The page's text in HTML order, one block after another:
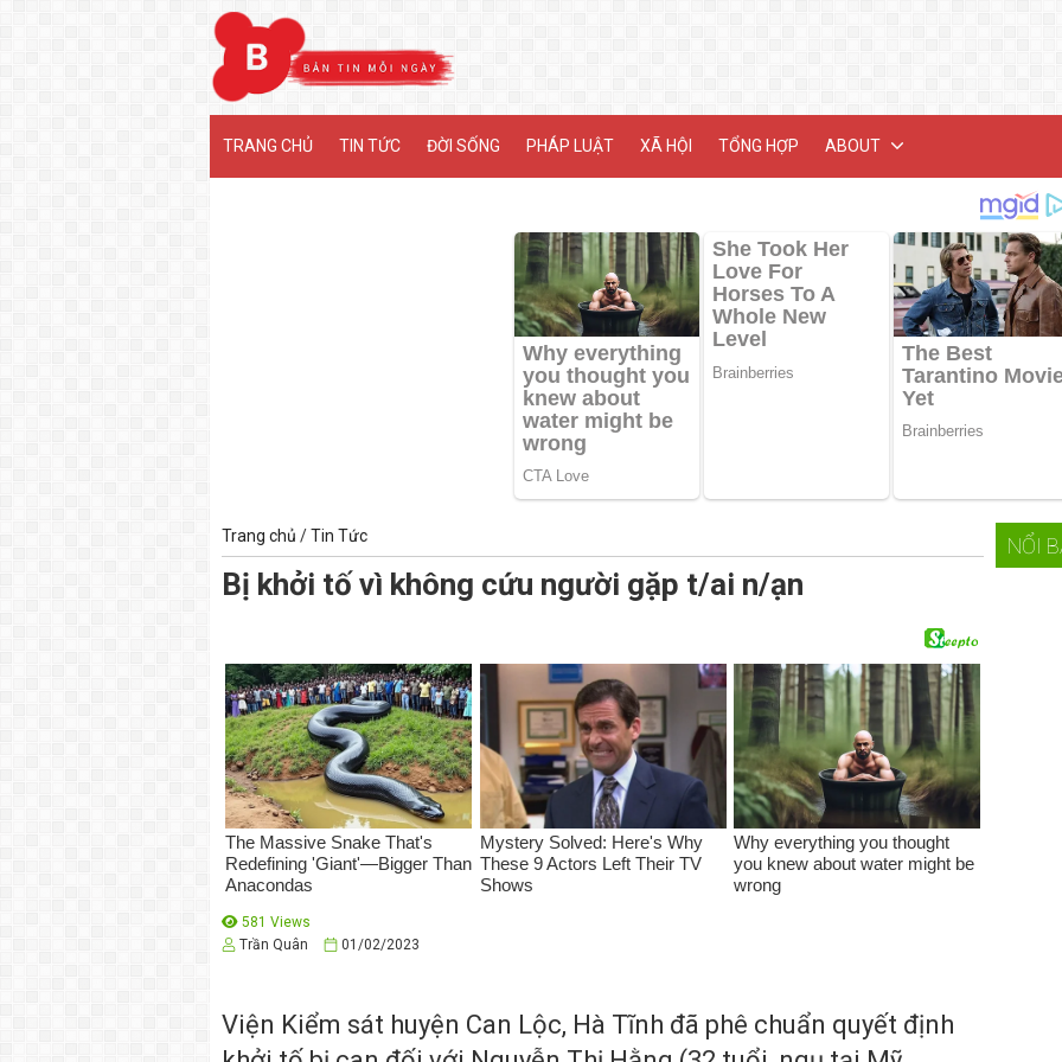
MENU
TRANG CHỦ TIN TỨC ĐỜI SỐNG PHÁP LUẬT XÃ HỘI TỔNG HỢP ABOUT
Trang chủ /Tin Tức
Bị khởi tố vì không cứu người gặp t/ai n/ạn
581 Views
Trần Quân
01/02/2023
Viện Kiểm sát huyện Can Lộc, Hà Tĩnh đã phê chuẩn quyết định
NỔI